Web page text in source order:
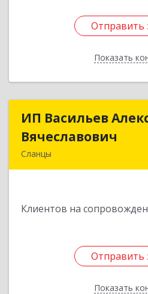
Отправить
Показать
Отправить
Назад
ИП Васильев
Вячеславович
Сланцы
Клиентов на
Отправить
Показать
ИП
Отправить
Назад